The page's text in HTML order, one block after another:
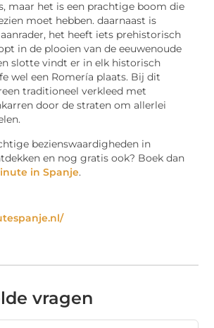
maar het is een prachtige boom die
moet hebben. daarnaast is
het heeft iets prehistorisch
in de plooien van de eeuwenoude
slotte vindt er in elk historisch
wel een Romería plaats. Bij dit
traditioneel verkleed met
door de straten om allerlei
bezienswaardigheden in
en nog gratis ook? Boek dan
in Spanje.
vragen